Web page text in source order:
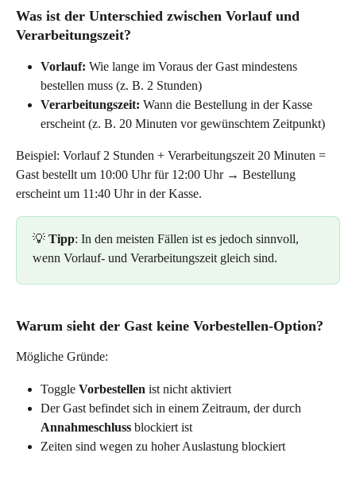
Was ist der Unterschied zwischen Vorlauf und
Verarbeitungszeit?
Vorlauf: Wie lange im Voraus der Gast mindestens
bestellen muss (z. B. 2 Stunden)
Verarbeitungszeit: Wann die Bestellung in der Kasse
erscheint (z. B. 20 Minuten vor gewünschtem Zeitpunkt)
Beispiel: Vorlauf 2 Stunden + Verarbeitungszeit 20 Minuten =
Gast bestellt um 10:00 Uhr für 12:00 Uhr → Bestellung
erscheint um 11:40 Uhr in der Kasse.
💡 Tipp: In den meisten Fällen ist es jedoch sinnvoll,
wenn Vorlauf- und Verarbeitungszeit gleich sind.
Warum sieht der Gast keine Vorbestellen-Option?
Mögliche Gründe:
Toggle Vorbestellen ist nicht aktiviert
Der Gast befindet sich in einem Zeitraum, der durch
Annahmeschluss blockiert ist
Zeiten sind wegen zu hoher Auslastung blockiert